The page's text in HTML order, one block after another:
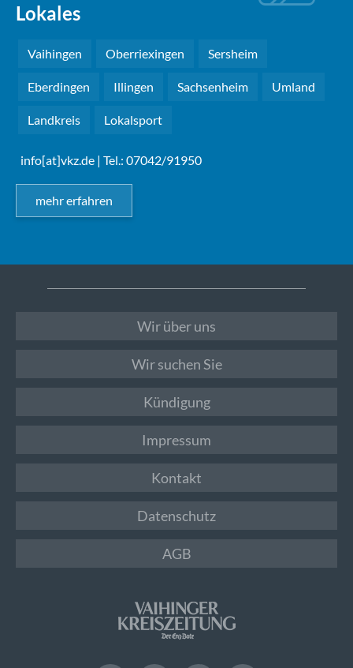
Lokales
Vaihingen Oberriexingen Sersheim
Eberdingen Illingen Sachsenheim Umland
Landkreis Lokalsport
info[at]vkz.de | Tel.: 07042/91950
mehr erfahren
Wir über uns
Wir suchen Sie
Kündigung
Impressum
Kontakt
Datenschutz
AGB